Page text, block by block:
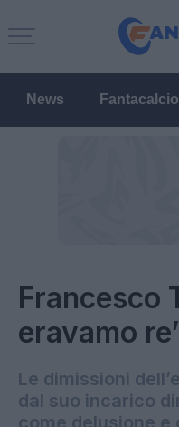
News Fantacalcio
Francesco
eravamo
Le dimissioni
dal suo incarico
come delusione